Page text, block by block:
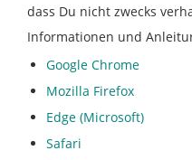
dass Du nicht zwecks
Informationen und
Google Chrome
Mozilla Firefox
Edge (Microsoft)
Safari